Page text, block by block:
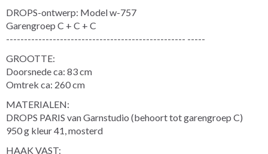
DROPS-ontwerp: Model w-757
Garengroep C + C + C
-------------------------------------------------- -----
GROOTTE:
Doorsnede ca: 83 cm
Omtrek ca: 260 cm
MATERIALEN:
DROPS PARIS van Garnstudio (behoort tot garengroep C)
950 g kleur 41, mosterd
HAAK VAST: